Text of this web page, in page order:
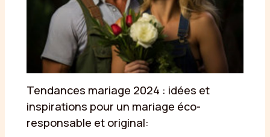
Tendances mariage 2024 : idées et
inspirations pour un mariage éco-
responsable et original: